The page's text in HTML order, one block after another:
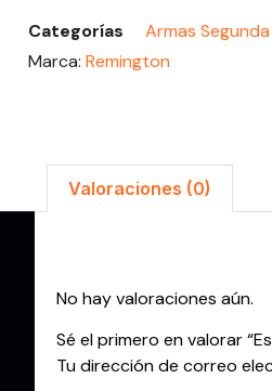
Categorías Armas
Marca: Remington
Valoraciones (0)
No hay valoraciones aún.
Sé el primero en valorar
Tu dirección de correo